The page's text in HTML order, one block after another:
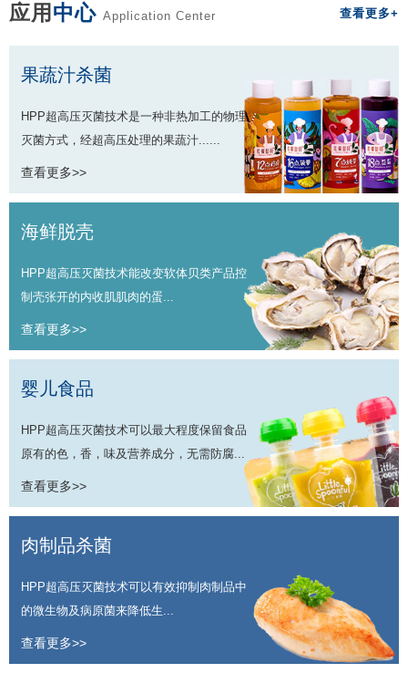
应用 中心 Application Center 查看更多+
果蔬汁杀菌
HPP超高压灭菌技术是一种非热加工的物理
灭菌方式，经超高压处理的果蔬汁......
查看更多>>
海鲜脱壳
HPP超高压灭菌技术能改变软体贝类产品控
制壳张开的内收肌肌肉的蛋...
查看更多>>
婴儿食品
HPP超高压灭菌技术可以最大程度保留食品
原有的色，香，味及营养成分，无需防腐...
查看更多>>
肉制品杀菌
HPP超高压灭菌技术可以有效抑制肉制品中
的微生物及病原菌来降低生...
查看更多>>